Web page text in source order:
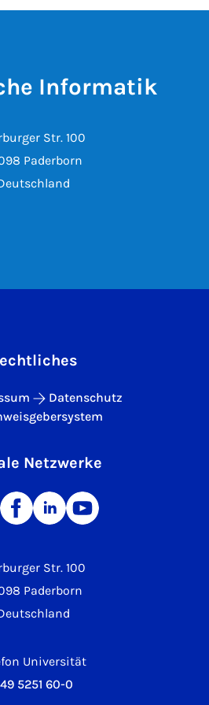
Informatik
Str. 100
Paderborn
Str. 100
Paderborn
Universität
5251 60-0
Datenschutz
Netzwerke